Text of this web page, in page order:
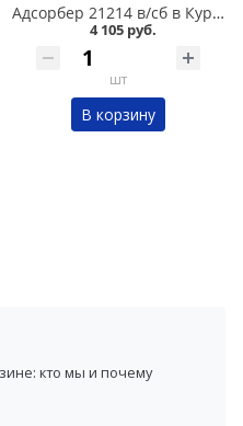
Адсорбер 21214 в/сб в Кургане
4 105 руб.
шт
В корзину
кто мы и почему